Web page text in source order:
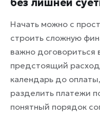
Начать можно с
строить сложную
важно договориться
предстоящий
календарь до
разделить платежи
понятный порядок